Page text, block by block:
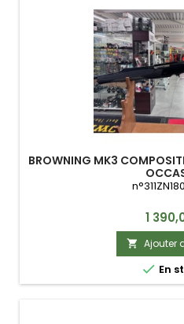
BROWNING MK3
Prix
1
 Ajouter
 En